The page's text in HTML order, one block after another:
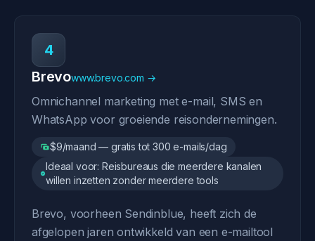
4
Brevowww.brevo.com →
Omnichannel marketing met e-mail, SMS en
WhatsApp voor groeiende reisondernemingen.
$9/maand — gratis tot 300 e-mails/dag
Ideaal voor: Reisbureaus die meerdere kanalen
willen inzetten zonder meerdere tools
Brevo, voorheen Sendinblue, heeft zich de
afgelopen jaren ontwikkeld van een e-mailtool